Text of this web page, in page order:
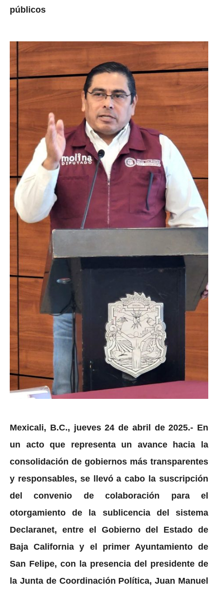
públicos
Mexicali, B.C., jueves 24 de abril de 2025.- En
un acto que representa un avance hacia la
consolidación de gobiernos más transparentes
y responsables, se llevó a cabo la suscripción
del convenio de colaboración para el
otorgamiento de la sublicencia del sistema
Declaranet, entre el Gobierno del Estado de
Baja California y el primer Ayuntamiento de
San Felipe, con la presencia del presidente de
la Junta de Coordinación Política, Juan Manuel